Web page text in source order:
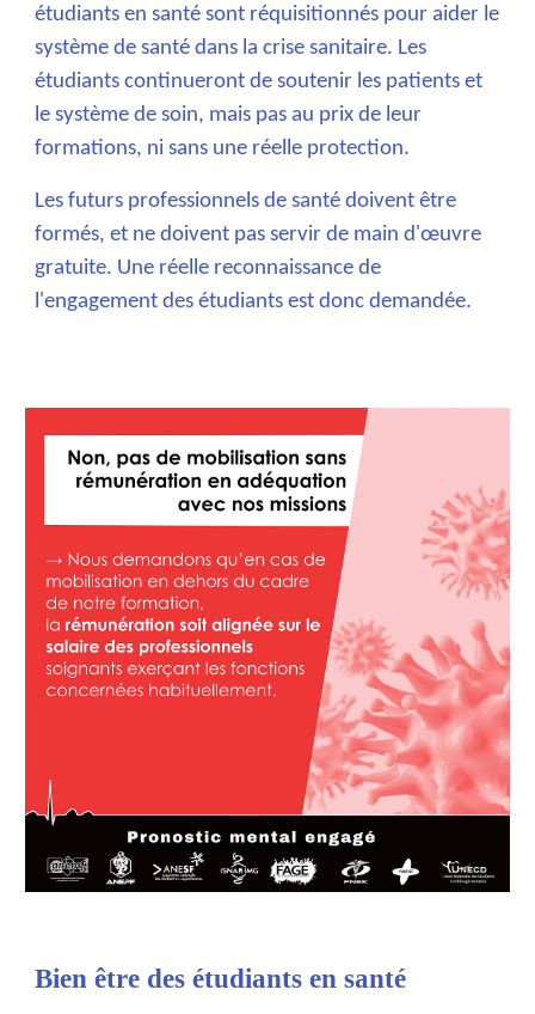
étudiants en santé sont réquisitionnés pour aider le
système de santé dans la crise sanitaire. Les
étudiants continueront de soutenir les patients et
le système de soin, mais pas au prix de leur
formations, ni sans une réelle protection.
Les futurs professionnels de santé doivent être
formés, et ne doivent pas servir de main d'œuvre
gratuite. Une réelle reconnaissance de
l'engagement des étudiants est donc demandée.
Bien être des étudiants en santé